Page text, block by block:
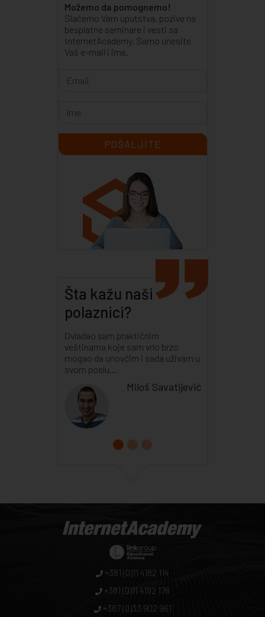
Možemo da pomognemo!
Slaćemo Vam uputstva, pozive na
besplatne seminare i vesti sa
InternetAcademy. Samo unesite
Vaš e-mail i ime.
Šta kažu naši
polaznici?
Ovladao sam praktičnim
veštinama koje sam vrlo brzo
mogao da unovčim i sada uživam u
svom poslu...
Miloš Savatijević
+381 (0)11 4182 114
+381 (0)11 4182 176
+387 (0)33 902 961